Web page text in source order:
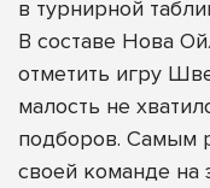
в турнирной
В составе Нова
отметить игру
малость не
подборов. Самым
своей команде на